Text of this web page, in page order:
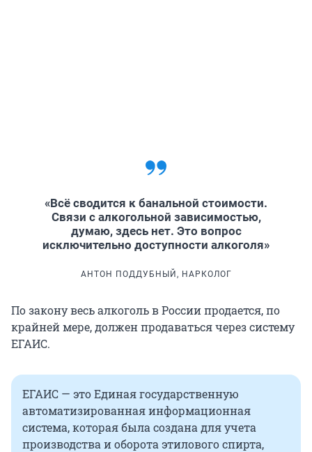
«Всё сводится к банальной стоимости.
Связи с алкогольной зависимостью,
думаю, здесь нет. Это вопрос
исключительно доступности алкоголя»
АНТОН ПОДДУБНЫЙ, НАРКОЛОГ
По закону весь алкоголь в России продается, по
крайней мере, должен продаваться через систему
ЕГАИС.
ЕГАИС — это Единая государственную
автоматизированная информационная
система, которая была создана для учета
производства и оборота этилового спирта,